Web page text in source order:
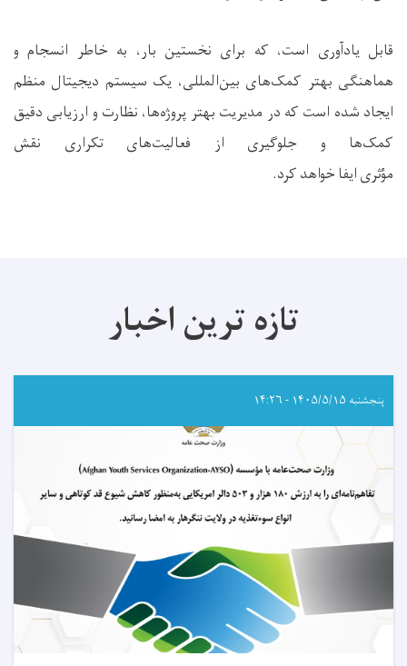
قابل یاد‌آوری است، که برای نخستین بار، به خاطر انسجام و
هماهنگی بهتر کمک‌های بین‌المللی، یک سیستم دیجیتال منظم
ایجاد شده است که در مدیریت بهتر پروژه‌ها، نظارت و ارزیابی دقیق
کمک‌ها و جلوگیری از فعالیت‌های تکراری نقش
مؤثری ایفا خواهد کرد.
تازه ترین اخبار
پنجشنبه ۱۴۰۵/۵/۱۵ - ۱۴:۲۶